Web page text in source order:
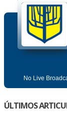
ÚLTIMOS